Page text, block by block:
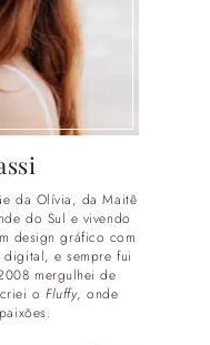
da Olívia, da Maitê
do Sul e vivendo
design gráfico com
digital, e sempre fui
mergulhei de
o Fluffy, onde